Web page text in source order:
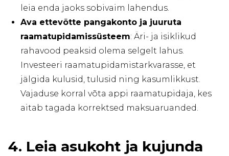
leia enda jaoks sobivaim lahendus.
Ava ettevõtte pangakonto ja juuruta
raamatupidamissüsteem: Äri- ja isiklikud
rahavood peaksid olema selgelt lahus.
Investeeri raamatupidamistarkvarasse, et
jälgida kulusid, tulusid ning kasumlikkust.
Vajaduse korral võta appi raamatupidaja, kes
aitab tagada korrektsed maksuaruanded.
4. Leia asukoht ja kujunda